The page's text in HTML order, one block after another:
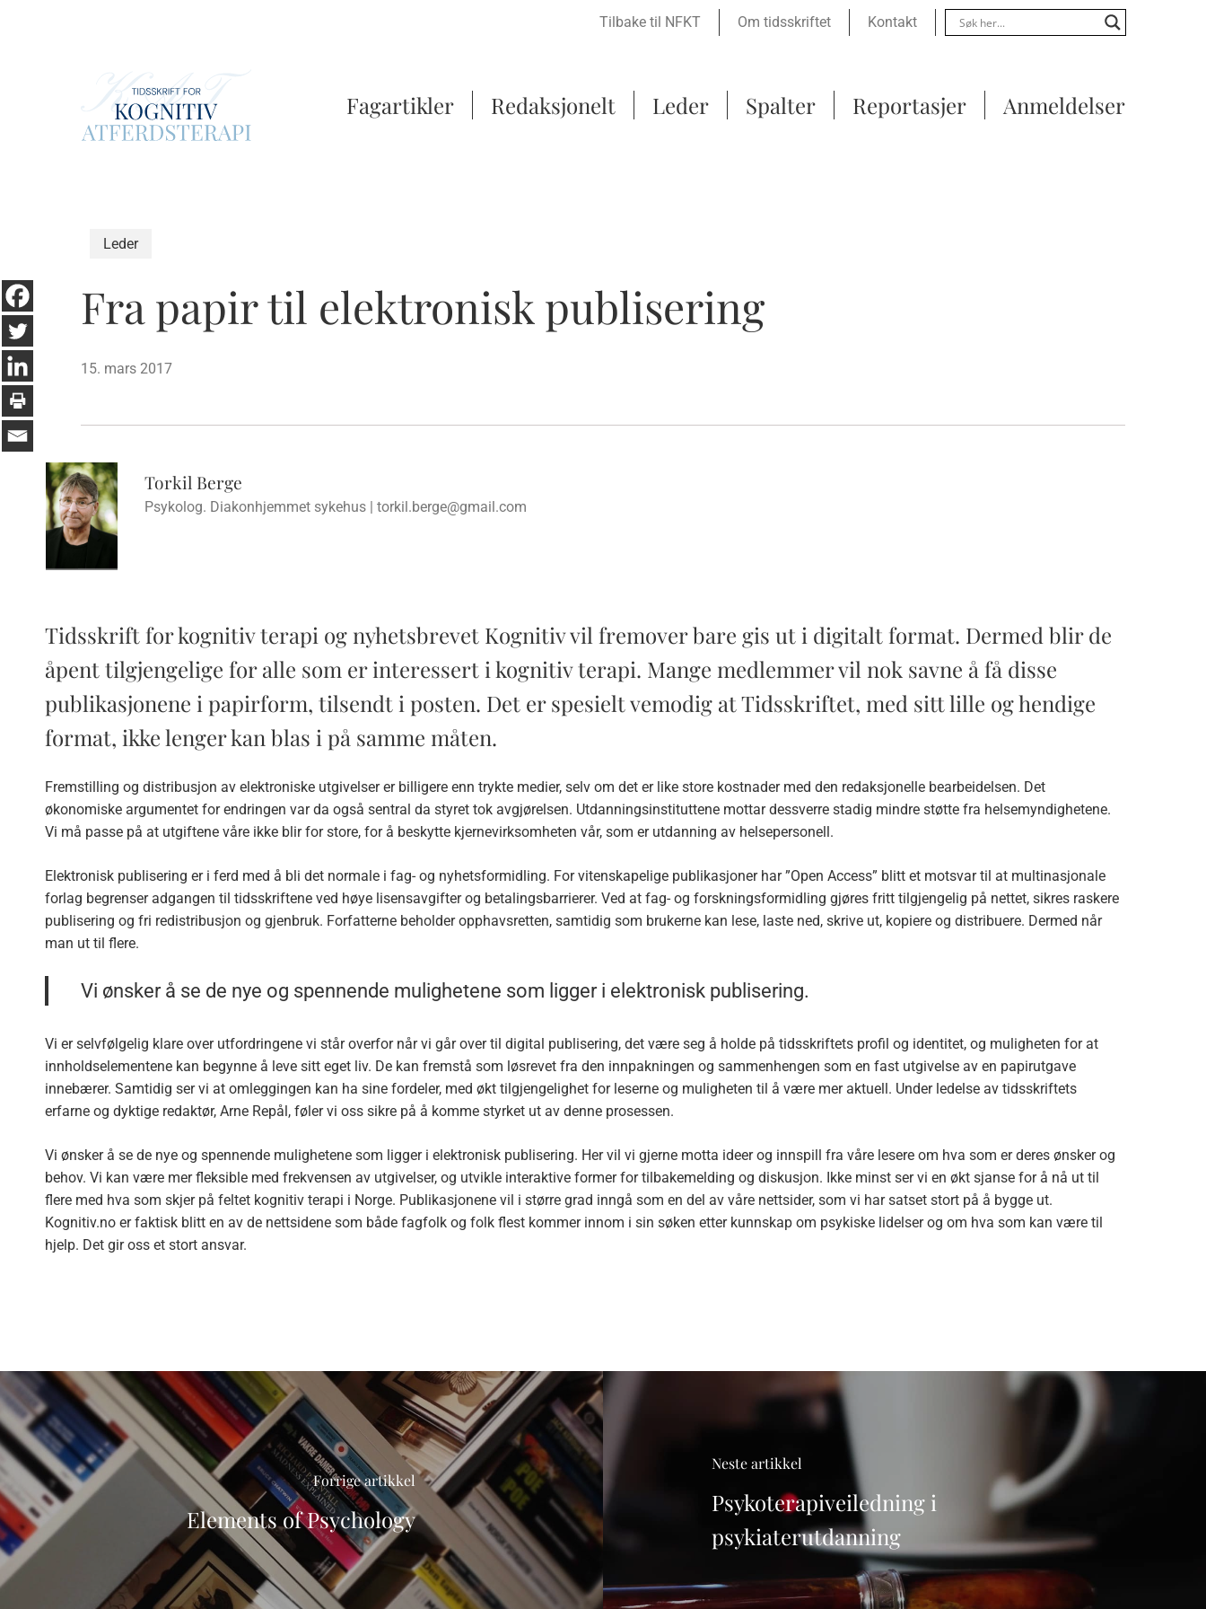
Tilbake til NFKT Om tidsskriftet Kontakt
Fagartikler Redaksjonelt Leder Spalter Reportasjer Anmeldelser
Leder
Fra papir til elektronisk publisering
15. mars 2017
Torkil Berge
Psykolog. Diakonhjemmet sykehus | torkil.berge@gmail.com
Tidsskrift for kognitiv terapi og nyhetsbrevet Kognitiv vil fremover bare gis ut i digitalt format. Dermed blir de
åpent tilgjengelige for alle som er interessert i kognitiv terapi. Mange medlemmer vil nok savne å få disse
publikasjonene i papirform, tilsendt i posten. Det er spesielt vemodig at Tidsskriftet, med sitt lille og hendige
format, ikke lenger kan blas i på samme måten.
Fremstilling og distribusjon av elektroniske utgivelser er billigere enn trykte medier, selv om det er like store kostnader med den redaksjonelle bearbeidelsen. Det
økonomiske argumentet for endringen var da også sentral da styret tok avgjørelsen. Utdanningsinstituttene mottar dessverre stadig mindre støtte fra helsemyndighetene.
Vi må passe på at utgiftene våre ikke blir for store, for å beskytte kjernevirksomheten vår, som er utdanning av helsepersonell.
Elektronisk publisering er i ferd med å bli det normale i fag- og nyhetsformidling. For vitenskapelige publikasjoner har ”Open Access” blitt et motsvar til at multinasjonale
forlag begrenser adgangen til tidsskriftene ved høye lisensavgifter og betalingsbarrierer. Ved at fag- og forskningsformidling gjøres fritt tilgjengelig på nettet, sikres raskere
publisering og fri redistribusjon og gjenbruk. Forfatterne beholder opphavsretten, samtidig som brukerne kan lese, laste ned, skrive ut, kopiere og distribuere. Dermed når
man ut til flere.
Vi ønsker å se de nye og spennende mulighetene som ligger i elektronisk publisering.
Vi er selvfølgelig klare over utfordringene vi står overfor når vi går over til digital publisering, det være seg å holde på tidsskriftets profil og identitet, og muligheten for at
innholdselementene kan begynne å leve sitt eget liv. De kan fremstå som løsrevet fra den innpakningen og sammenhengen som en fast utgivelse av en papirutgave
innebærer. Samtidig ser vi at omleggingen kan ha sine fordeler, med økt tilgjengelighet for leserne og muligheten til å være mer aktuell. Under ledelse av tidsskriftets
erfarne og dyktige redaktør, Arne Repål, føler vi oss sikre på å komme styrket ut av denne prosessen.
Vi ønsker å se de nye og spennende mulighetene som ligger i elektronisk publisering. Her vil vi gjerne motta ideer og innspill fra våre lesere om hva som er deres ønsker og
behov. Vi kan være mer fleksible med frekvensen av utgivelser, og utvikle interaktive former for tilbakemelding og diskusjon. Ikke minst ser vi en økt sjanse for å nå ut til
flere med hva som skjer på feltet kognitiv terapi i Norge. Publikasjonene vil i større grad inngå som en del av våre nettsider, som vi har satset stort på å bygge ut.
Kognitiv.no er faktisk blitt en av de nettsidene som både fagfolk og folk flest kommer innom i sin søken etter kunnskap om psykiske lidelser og om hva som kan være til
hjelp. Det gir oss et stort ansvar.
Forrige artikkel
Elements of Psychology
Neste artikkel
Psykoterapiveiledning i
psykiaterutdanning